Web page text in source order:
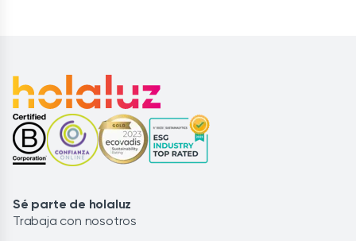
Sé parte de holaluz
Trabaja con nosotros